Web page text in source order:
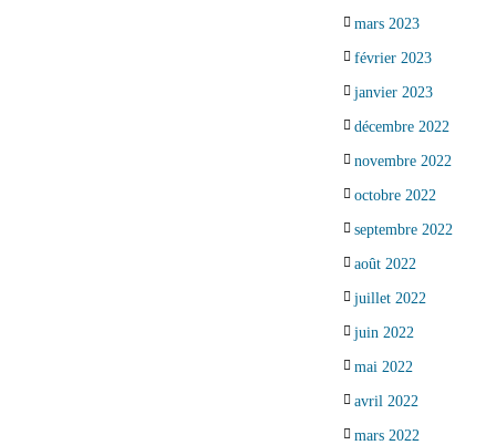
mars 2023
février 2023
janvier 2023
décembre 2022
novembre 2022
octobre 2022
septembre 2022
août 2022
juillet 2022
juin 2022
mai 2022
avril 2022
mars 2022